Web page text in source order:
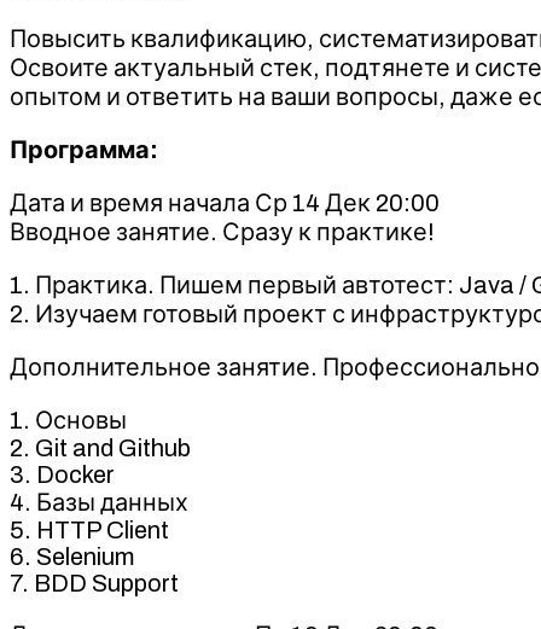
Повысить квалификацию,
Освоите актуальный стек, подтянете и
опытом и ответить на ваши вопросы, даже
Программа:
Дата и время начала Ср 14 Дек 20:00
Вводное занятие. Сразу к практике!
1. Практика. Пишем первый автотест: Java /
2. Изучаем готовый проект с
Дополнительное занятие.
1. Основы
2. Git and Github
3. Docker
4. Базы данных
5. HTTP Client
6. Selenium
7. BDD Support